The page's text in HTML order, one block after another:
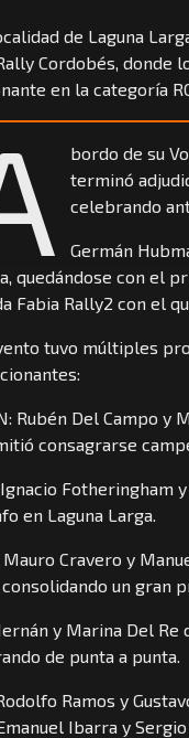
de Laguna
Cordobés, donde
en la categoría
bordo de su
terminó
celebrando
Germán
quedándose con el
Fabia Rally2 con el
tuvo múltiples
Rubén Del Campo y
consagrarse
Fotheringham
en Laguna Larga.
Mauro Cravero y
consolidando un gran
y Marina Del
de punta a punta.
Ramos y
Ibarra y